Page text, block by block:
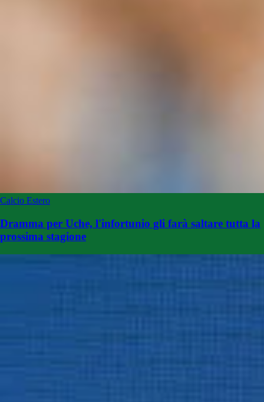
Calcio Estero
Dramma per Uche, l'infortunio gli farà saltare tutta la
prossima stagione